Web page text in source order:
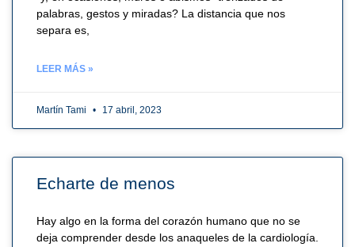
palabras, gestos y miradas? La distancia que nos
separa es,
LEER MÁS »
Martín Tami 17 abril, 2023
Echarte de menos
Hay algo en la forma del corazón humano que no se
deja comprender desde los anaqueles de la cardiología.